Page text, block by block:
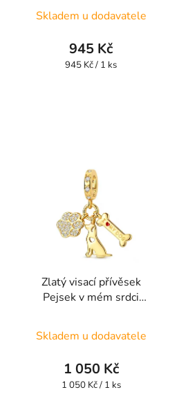
Skladem u dodavatele
945 Kč
Měrná
945 Kč / 1 ks
Zlatý visací přívěsek
Pejsek v mém srdci
Skladem u dodavatele
1 050 Kč
Měrná
1 050 Kč / 1 ks